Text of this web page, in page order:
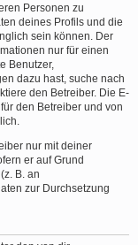
Personen zu
deines Profils und die
sein können. Der
nur für einen
Benutzer,
dazu hast, suche nach
den Betreiber. Die E-
den Betreiber und von
nur mit deiner
er auf Grund
B. an
zur Durchsetzung